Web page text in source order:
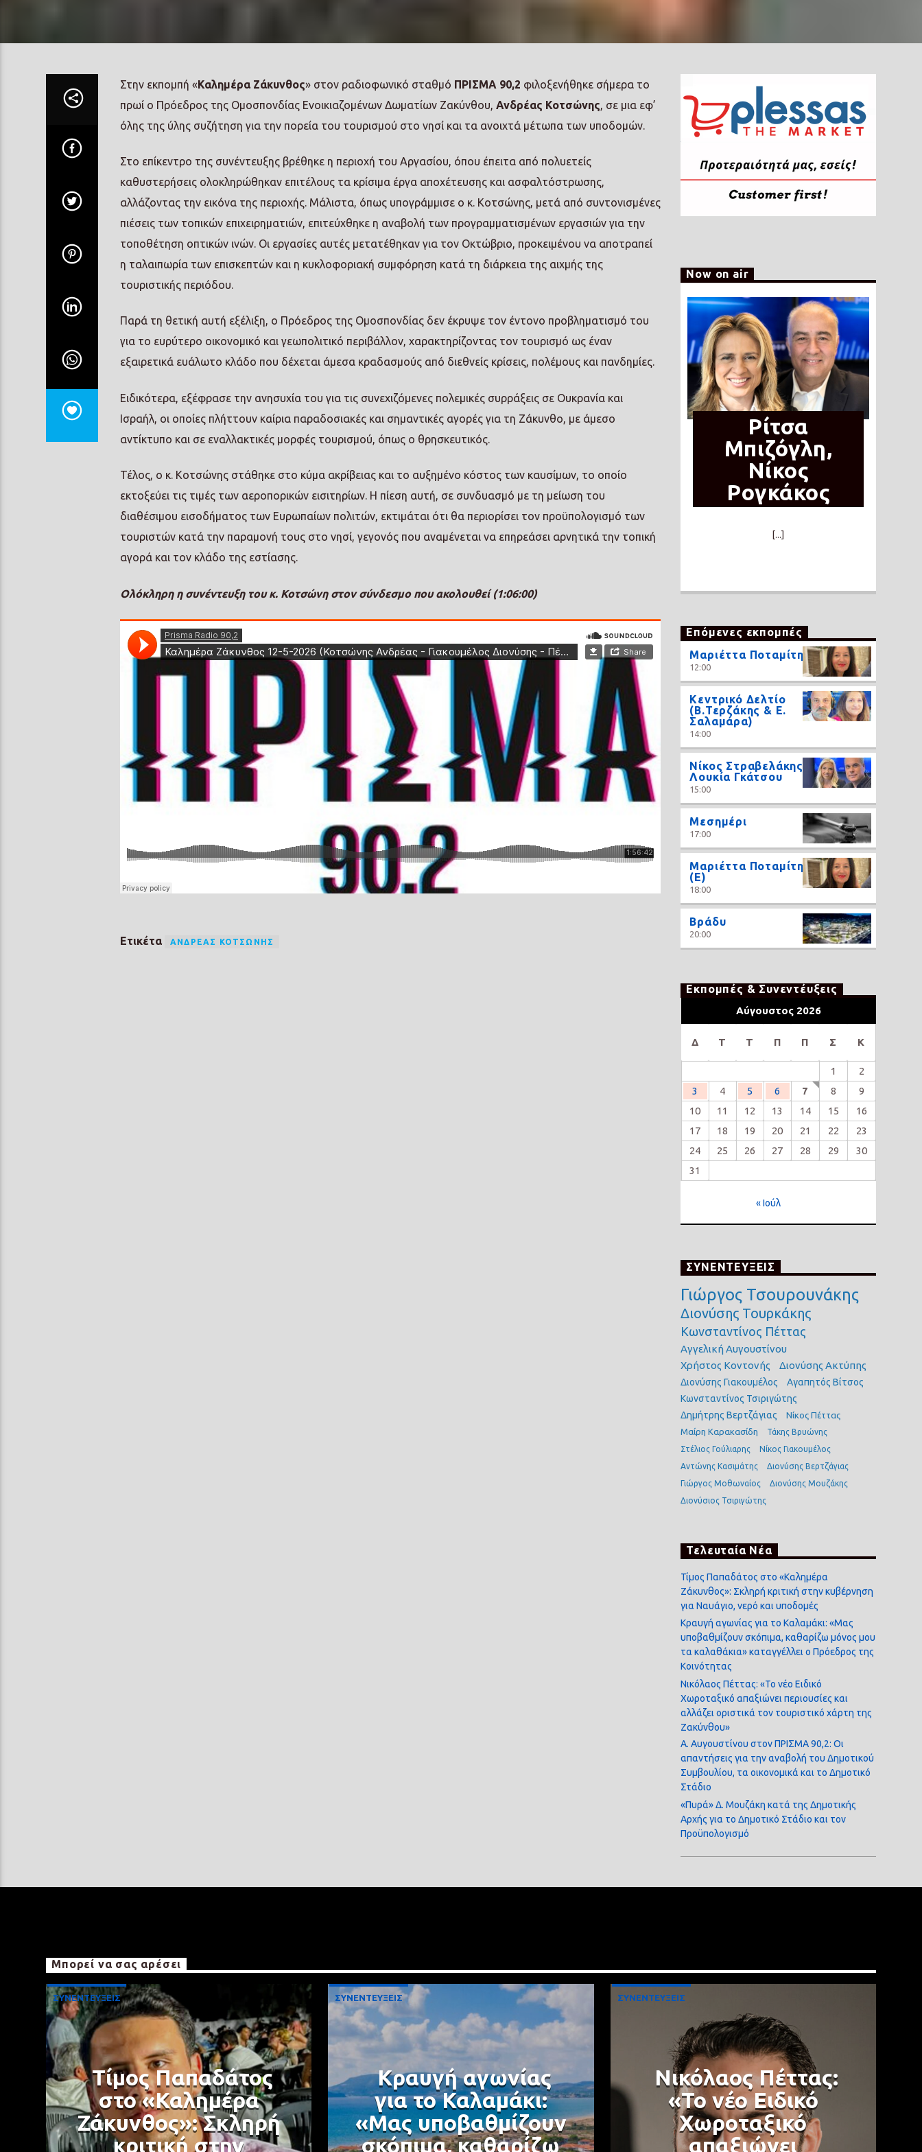
Στην εκπομπή «Καλημέρα Ζάκυνθος» στον ραδιοφωνικό σταθμό ΠΡΙΣΜΑ 90,2 φιλοξενήθηκε σήμερα το
πρωί ο Πρόεδρος της Ομοσπονδίας Ενοικιαζομένων Δωματίων Ζακύνθου, Ανδρέας Κοτσώνης , σε μια εφ’
όλης της ύλης συζήτηση για την πορεία του τουρισμού στο νησί και τα ανοιχτά μέτωπα των υποδομών.
Στο επίκεντρο της συνέντευξης βρέθηκε η περιοχή του Αργασίου, όπου έπειτα από πολυετείς
καθυστερήσεις ολοκληρώθηκαν επιτέλους τα κρίσιμα έργα αποχέτευσης και ασφαλτόστρωσης,
αλλάζοντας την εικόνα της περιοχής. Μάλιστα, όπως υπογράμμισε ο κ. Κοτσώνης, μετά από συντονισμένες
πιέσεις των τοπικών επιχειρηματιών, επιτεύχθηκε η αναβολή των προγραμματισμένων εργασιών για την
τοποθέτηση οπτικών ινών. Οι εργασίες αυτές μετατέθηκαν για τον Οκτώβριο, προκειμένου να αποτραπεί
η ταλαιπωρία των επισκεπτών και η κυκλοφοριακή συμφόρηση κατά τη διάρκεια της αιχμής της
τουριστικής περιόδου.
Παρά τη θετική αυτή εξέλιξη, ο Πρόεδρος της Ομοσπονδίας δεν έκρυψε τον έντονο προβληματισμό του
για το ευρύτερο οικονομικό και γεωπολιτικό περιβάλλον, χαρακτηρίζοντας τον τουρισμό ως έναν
εξαιρετικά ευάλωτο κλάδο που δέχεται άμεσα κραδασμούς από διεθνείς κρίσεις, πολέμους και πανδημίες.
Ειδικότερα, εξέφρασε την ανησυχία του για τις συνεχιζόμενες πολεμικές συρράξεις σε Ουκρανία και
Ισραήλ, οι οποίες πλήττουν καίρια παραδοσιακές και σημαντικές αγορές για τη Ζάκυνθο, με άμεσο
αντίκτυπο και σε εναλλακτικές μορφές τουρισμού, όπως ο θρησκευτικός.
Τέλος, ο κ. Κοτσώνης στάθηκε στο κύμα ακρίβειας και το αυξημένο κόστος των καυσίμων, το οποίο
εκτοξεύει τις τιμές των αεροπορικών εισιτηρίων. Η πίεση αυτή, σε συνδυασμό με τη μείωση του
διαθέσιμου εισοδήματος των Ευρωπαίων πολιτών, εκτιμάται ότι θα περιορίσει τον προϋπολογισμό των
τουριστών κατά την παραμονή τους στο νησί, γεγονός που αναμένεται να επηρεάσει αρνητικά την τοπική
αγορά και τον κλάδο της εστίασης.
Ολόκληρη η συνέντευξη του κ. Κοτσώνη στον σύνδεσμο που ακολουθεί (1:06:00)
Ετικέτα ΑΝΔΡΈΑΣ ΚΟΤΣΏΝΗΣ
Now on air
Ρίτσα
Μπιζόγλη,
Νίκος
Ρογκάκος
[...]
Επόμενες εκπομπές
Μαριέττα Ποταμίτη
12:00
Κεντρικό Δελτίο
(Β.Τερζάκης & Ε.
Σαλαμάρα)
14:00
Νίκος Στραβελάκης,
Λουκία Γκάτσου
15:00
Μεσημέρι
17:00
Μαριέττα Ποταμίτη
(Ε)
18:00
Βράδυ
20:00
Εκπομπές & Συνεντέυξεις
Αύγουστος 2026
Δ Τ Τ Π Π Σ Κ
1
2
3
4 5 6 7 8
9
10
11 12 13 14 15
16
17
18 19 20 21 22
23
24
25 26 27 28 29
30
31
« Ιούλ
ΣΥΝΕΝΤΕΥΞΕΙΣ
Γιώργος Τσουρουνάκης
Διονύσης Τουρκάκης
Κωνσταντίνος Πέττας
Αγγελική Αυγουστίνου
Χρήστος Κοντονής
Διονύσης Ακτύπης
Διονύσης Γιακουμέλος
Αγαπητός Βίτσος
Κωνσταντίνος Τσιριγώτης
Δημήτρης Βερτζάγιας
Νίκος Πέττας
Μαίρη Καρακασίδη
Τάκης Βρυώνης
Στέλιος Γούλιαρης
Νίκος Γιακουμέλος
Αντώνης Κασιμάτης
Διονύσης Βερτζάγιας
Γιώργος Μοθωναίος
Διονύσης Μουζάκης
Διονύσιος Τσιριγώτης
Τελευταία Νέα
Τίμος Παπαδάτος στο «Καλημέρα
Ζάκυνθος»: Σκληρή κριτική στην κυβέρνηση
για Ναυάγιο, νερό και υποδομές
Κραυγή αγωνίας για το Καλαμάκι: «Μας
υποβαθμίζουν σκόπιμα, καθαρίζω μόνος μου
τα καλαθάκια» καταγγέλλει ο Πρόεδρος της
Κοινότητας
Νικόλαος Πέττας: «Το νέο Ειδικό
Χωροταξικό απαξιώνει περιουσίες και
αλλάζει οριστικά τον τουριστικό χάρτη της
Ζακύνθου»
Α. Αυγουστίνου στον ΠΡΙΣΜΑ 90,2: Οι
απαντήσεις για την αναβολή του Δημοτικού
Συμβουλίου, τα οικονομικά και το Δημοτικό
Στάδιο
«Πυρά» Δ. Μουζάκη κατά της Δημοτικής
Αρχής για το Δημοτικό Στάδιο και τον
Προϋπολογισμό
Μπορεί να σας αρέσει
ΣΥΝΕΝΤΕΥΞΕΙΣ
Τίμος Παπαδάτος
στο «Καλημέρα
Ζάκυνθος»: Σκληρή
κριτική στην
ΣΥΝΕΝΤΕΥΞΕΙΣ
Κραυγή αγωνίας
για το Καλαμάκι:
«Μας υποβαθμίζουν
σκόπιμα, καθαρίζω
ΣΥΝΕΝΤΕΥΞΕΙΣ
Νικόλαος Πέττας:
«Το νέο Ειδικό
Χωροταξικό
απαξιώνει